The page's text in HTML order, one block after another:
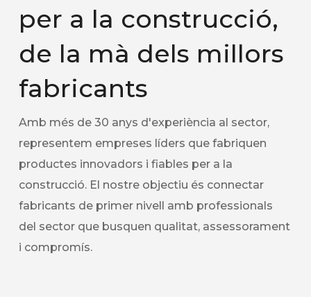
per a la construcció,
de la mà dels millors
fabricants
Amb més de 30 anys d'experiència al sector,
representem empreses líders que fabriquen
productes innovadors i fiables per a la
construcció. El nostre objectiu és connectar
fabricants de primer nivell amb professionals
del sector que busquen qualitat, assessorament
i compromís.